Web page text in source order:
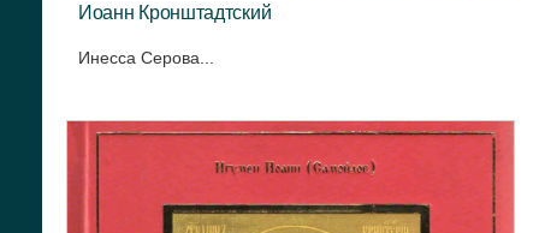
Иоанн Кронштадтский
Инесса Серова...